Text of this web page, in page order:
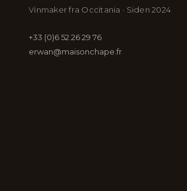
Vinmaker fra Occitania · Siden 2024
+33 (0)6 52 26 29 76
erwan@maisonchape.fr